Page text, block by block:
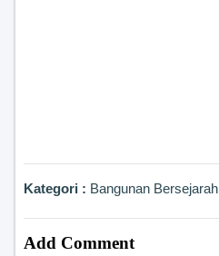
Kategori : Bangunan Bersejarah